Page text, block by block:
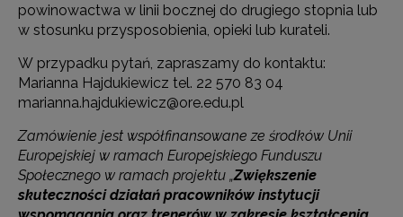
powinowactwa w linii bocznej do drugiego stopnia lub
w stosunku przysposobienia, opieki lub kurateli.
W przypadku pytań, zapraszamy do kontaktu:
Marianna Hajdukiewicz tel. 22 570 83 04
marianna.hajdukiewicz@ore.edu.pl
Zamówienie jest współfinansowane ze środków Unii
Europejskiej w ramach Europejskiego Funduszu
Społecznego w ramach projektu „Zwiększenie
skuteczności działań pracowników instytucji